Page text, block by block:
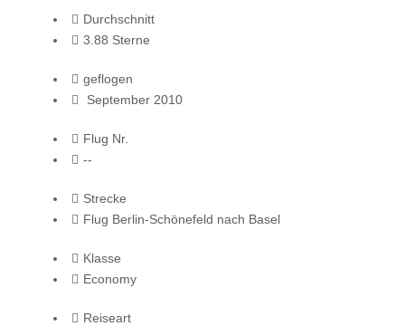
Durchschnitt
3.88 Sterne
geflogen
September 2010
Flug Nr.
--
Strecke
Flug Berlin-Schönefeld nach Basel
Klasse
Economy
Reiseart